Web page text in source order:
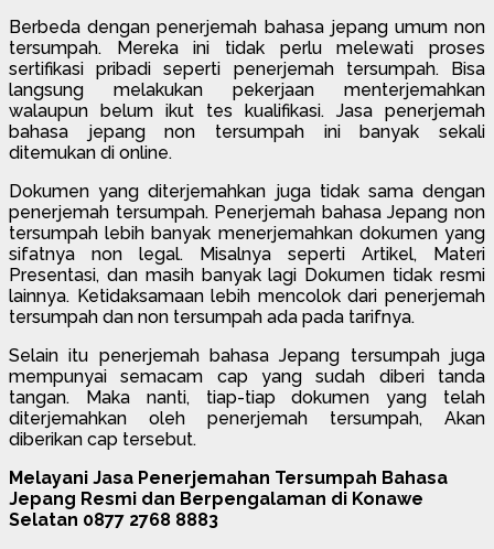
Berbeda dengan penerjemah bahasa jepang umum non
tersumpah. Mereka ini tidak perlu melewati proses
sertifikasi pribadi seperti penerjemah tersumpah. Bisa
langsung melakukan pekerjaan menterjemahkan
walaupun belum ikut tes kualifikasi. Jasa penerjemah
bahasa jepang non tersumpah ini banyak sekali
ditemukan di online.
Dokumen yang diterjemahkan juga tidak sama dengan
penerjemah tersumpah. Penerjemah bahasa Jepang non
tersumpah lebih banyak menerjemahkan dokumen yang
sifatnya non legal. Misalnya seperti Artikel, Materi
Presentasi, dan masih banyak lagi Dokumen tidak resmi
lainnya. Ketidaksamaan lebih mencolok dari penerjemah
tersumpah dan non tersumpah ada pada tarifnya.
Selain itu penerjemah bahasa Jepang tersumpah juga
mempunyai semacam cap yang sudah diberi tanda
tangan. Maka nanti, tiap-tiap dokumen yang telah
diterjemahkan oleh penerjemah tersumpah, Akan
diberikan cap tersebut.
Melayani Jasa Penerjemahan Tersumpah Bahasa
Jepang Resmi dan Berpengalaman di Konawe
Selatan 0877 2768 8883